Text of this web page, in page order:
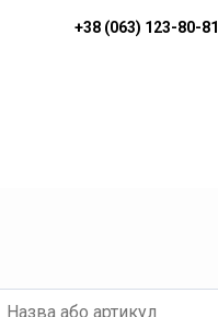
+38 (063) 123-80-81